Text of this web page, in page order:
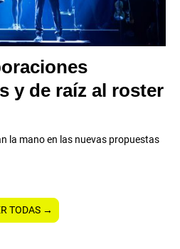
y de raíz al roster
la mano en las nuevas propuestas
TODAS →